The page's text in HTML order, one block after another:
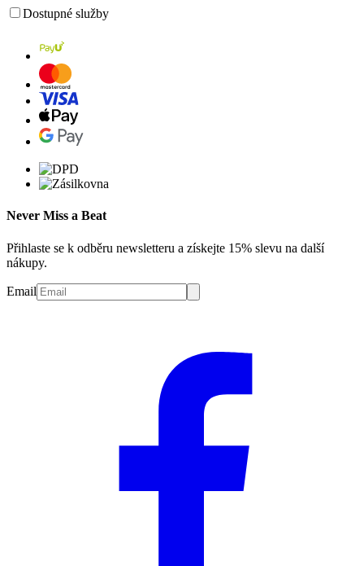
Dostupné služby
Never Miss a Beat
Přihlaste se k odběru newsletteru a získejte 15% slevu na další
nákupy.
Email